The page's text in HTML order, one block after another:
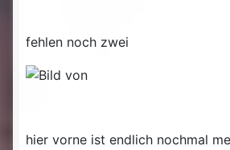
fehlen noch zwei
hier vorne ist endlich nochmal